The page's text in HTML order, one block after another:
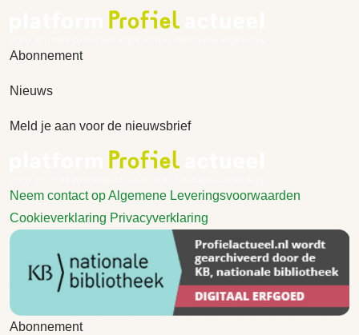
Abonnement
Nieuws
Meld je aan voor de nieuwsbrief
Neem contact opAlgemene Leveringsvoorwaarden
Cookieverklaring Privacyverklaring
Abonnement